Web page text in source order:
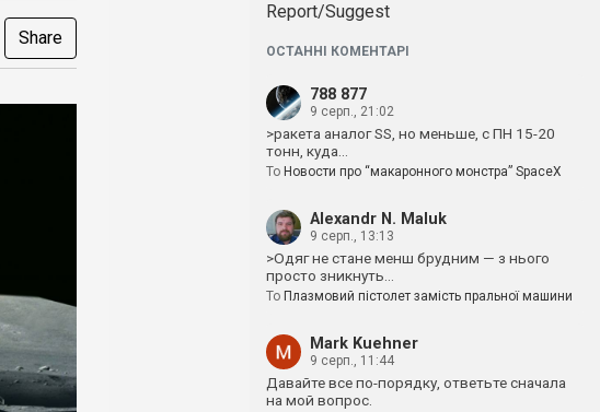
Share
Report/Suggest
ОСТАННІ КОМЕНТАРІ
788 877
9 серп., 21:02
>ракета аналог SS, но меньше, с ПН 15-20
тонн, куда…
To Новости про “макаронного монстра” SpaceX
Alexandr N. Maluk
9 серп., 13:13
>Одяг не стане менш брудним — з нього
просто зникнуть…
To Плазмовий пістолет замість пральної машини
Mark Kuehner
9 серп., 11:44
Давайте все по-порядку, ответьте сначала
на мой вопрос.